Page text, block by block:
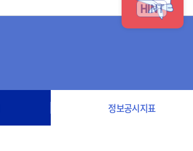
HINT
정보공시지표